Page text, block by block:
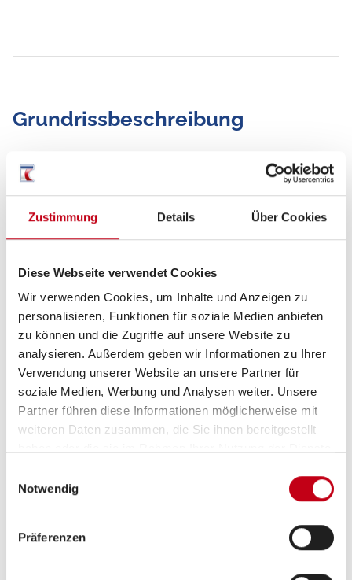
Zustimmung Details Über Cookies
Diese Webseite verwendet Cookies
Wir verwenden Cookies, um Inhalte und Anzeigen zu
personalisieren, Funktionen für soziale Medien anbieten
zu können und die Zugriffe auf unsere Website zu
analysieren. Außerdem geben wir Informationen zu Ihrer
Verwendung unserer Website an unsere Partner für
soziale Medien, Werbung und Analysen weiter. Unsere
Partner führen diese Informationen möglicherweise mit
weiteren Daten zusammen, die Sie ihnen bereitgestellt
Notwendig
Präferenzen
Grundrissbeschreibung
Doppel-/franz. Bett,
Sitzgruppe Rundsitzgruppe
Küche
Betten
Doppel-/franz. Bett,
Sitzumbaubett